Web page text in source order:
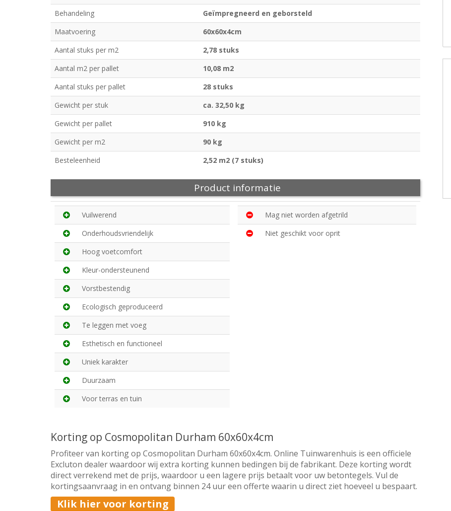
Behandeling
Geïmpregneerd en geborsteld
Maatvoering
60x60x4cm
Aantal stuks per m2
2,78 stuks
Aantal m2 per pallet
10,08 m2
Aantal stuks per pallet
28 stuks
Gewicht per stuk
ca. 32,50 kg
Gewicht per pallet
910 kg
Gewicht per m2
90 kg
Besteleenheid
2,52 m2 (7 stuks)
Product informatie
Vuilwerend
Onderhoudsvriendelijk
Hoog voetcomfort
Kleur-ondersteunend
Vorstbestendig
Ecologisch geproduceerd
Te leggen met voeg
Esthetisch en functioneel
Uniek karakter
Duurzaam
Voor terras en tuin
Mag niet worden afgetrild
Niet geschikt voor oprit
Korting op Cosmopolitan Durham 60x60x4cm
Profiteer van korting op Cosmopolitan Durham 60x60x4cm. Online Tuinwarenhuis is een officiele
Excluton dealer waardoor wij extra korting kunnen bedingen bij de fabrikant. Deze korting wordt
direct verrekend met de prijs, waardoor u een lagere prijs betaalt voor uw betontegels. Vul de
kortingsaanvraag in en ontvang binnen 24 uur een offerte waarin u direct ziet hoeveel u bespaart.
Klik hier voor korting